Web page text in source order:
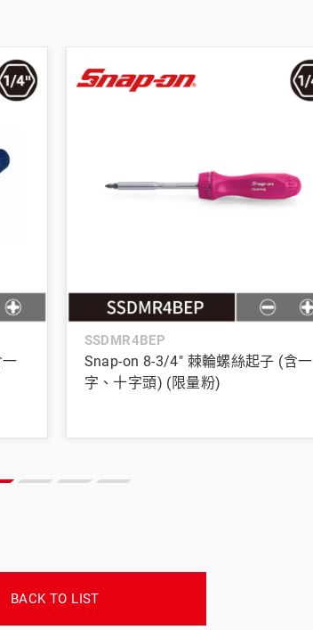
SSDMR4BEP
Snap-on 8-3/4" 棘輪螺絲起子 (含一
字、十字頭) (限量粉)
BACK TO LIST